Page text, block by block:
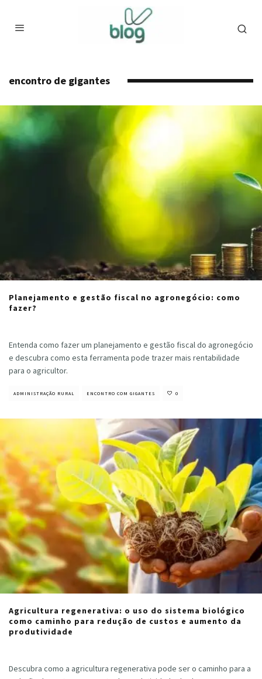
encontro de gigantes
Planejamento e gestão fiscal no agronegócio: como
fazer?
Entenda como fazer um planejamento e gestão fiscal do agronegócio
e descubra como esta ferramenta pode trazer mais rentabilidade
para o agricultor.
ADMINISTRAÇÃO RURAL ENCONTRO COM GIGANTES 0
Agricultura regenerativa: o uso do sistema biológico
como caminho para redução de custos e aumento da
produtividade
Descubra como a agricultura regenerativa pode ser o caminho para a